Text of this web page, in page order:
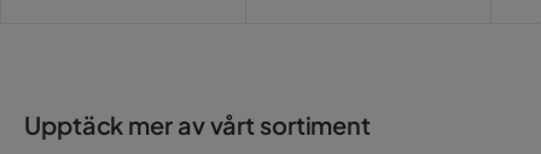
Handfat Ingår
Upptäck mer av vårt sortiment